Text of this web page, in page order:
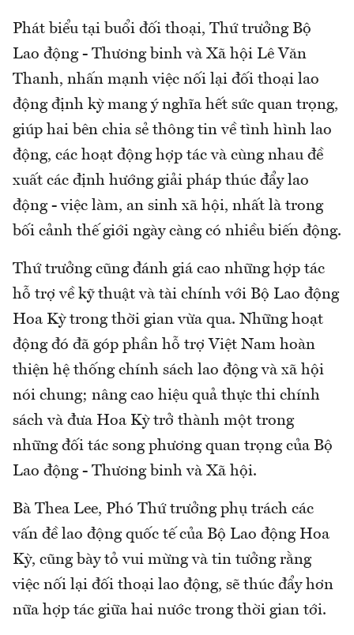
Phát biểu tại buổi đối thoại, Thứ trưởng Bộ
Lao động - Thương binh và Xã hội Lê Văn
Thanh, nhấn mạnh việc nối lại đối thoại lao
động định kỳ mang ý nghĩa hết sức quan trọng,
giúp hai bên chia sẻ thông tin về tình hình lao
động, các hoạt động hợp tác và cùng nhau đề
xuất các định hướng giải pháp thúc đẩy lao
động - việc làm, an sinh xã hội, nhất là trong
bối cảnh thế giới ngày càng có nhiều biến động.
Thứ trưởng cũng đánh giá cao những hợp tác
hỗ trợ về kỹ thuật và tài chính với Bộ Lao động
Hoa Kỳ trong thời gian vừa qua. Những hoạt
động đó đã góp phần hỗ trợ Việt Nam hoàn
thiện hệ thống chính sách lao động và xã hội
nói chung; nâng cao hiệu quả thực thi chính
sách và đưa Hoa Kỳ trở thành một trong
những đối tác song phương quan trọng của Bộ
Lao động - Thương binh và Xã hội.
Bà Thea Lee, Phó Thứ trưởng phụ trách các
vấn đề lao động quốc tế của Bộ Lao động Hoa
Kỳ, cũng bày tỏ vui mừng và tin tưởng rằng
việc nối lại đối thoại lao động, sẽ thúc đẩy hơn
nữa hợp tác giữa hai nước trong thời gian tới.